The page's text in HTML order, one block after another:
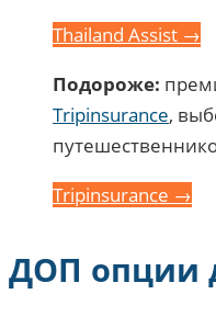
Thailand Assist →
Подороже:
Tripinsurance,
Tripinsurance →
ДОП опции